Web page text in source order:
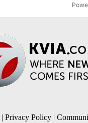
| Privacy Policy |